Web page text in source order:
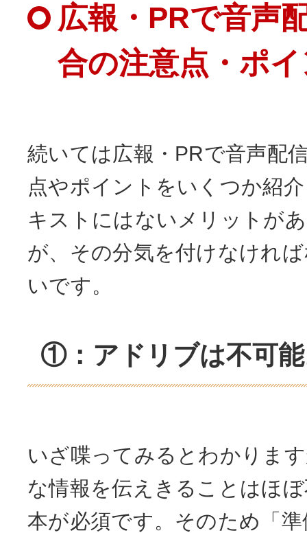
広報・PRで音声
合の注意点・ポ
続いては広報・PRで音声配
点やポイントをいくつか紹
キストにはないメリットが
が、その分気を付けなけれ
いです。
①：アドリブは不可
いざ喋ってみるとわかりま
な情報を伝えきることはほ
本が必須です。そのため「